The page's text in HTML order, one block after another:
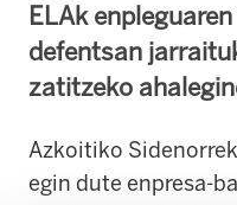
ELAk
defentsan
zatitzeko
Azkoitiko
egin dute enpresa-